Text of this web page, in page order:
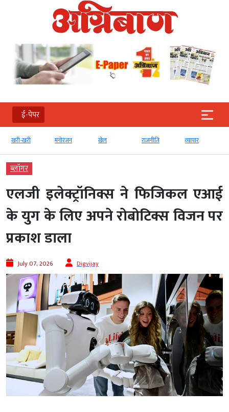
ई-पेपर
खरी-खरी मनोरंजन खेल राजनीति व्‍यापार
ब्‍लॉगर
एलजी इलेक्ट्रॉनिक्स ने फिजिकल एआई
के युग के लिए अपने रोबोटिक्स विजन पर
प्रकाश डाला
July 07, 2026 Digvijay